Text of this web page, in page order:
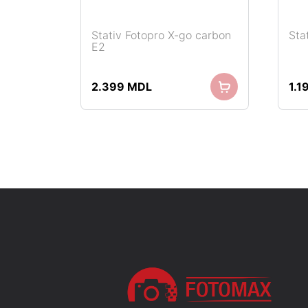
Stativ Fotopro X-go carbon
E2
2.399 MDL